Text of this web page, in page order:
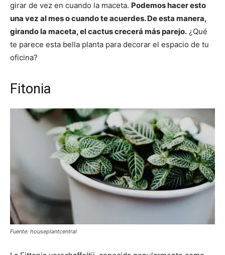
girar de vez en cuando la maceta. Podemos hacer esto
una vez al mes o cuando te acuerdes. De esta manera,
girando la maceta, el cactus crecerá más parejo. ¿Qué
te parece esta bella planta para decorar el espacio de tu
oficina?
Fitonia
Fuente: houseplantcentral